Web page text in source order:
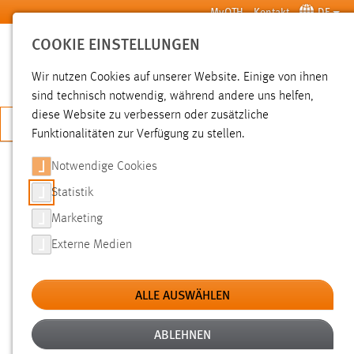
Zum Hauptinhalt springen MyOTH Kontakt DE
SUCHE
JETZT BEWERBEN
SUCHE
FILTER
Typ
Erstellungsdatum
COOKIE EINSTELLUNGEN
Wir nutzen Cookies auf unserer Website. Einige von ihnen
sind technisch notwendig, während andere uns helfen,
diese Website zu verbessern oder zusätzliche
Funktionalitäten zur Verfügung zu stellen.
Notwendige Cookies
Statistik
Marketing
Externe Medien
ALLE AUSWÄHLEN
ABLEHNEN